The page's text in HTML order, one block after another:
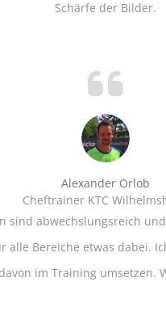
Schärfe der Bilder.
Alexander Orlob
Cheftrainer KTC
sind abwechslungsreich
alle Bereiche etwas dabei.
davon im Training umsetzen.